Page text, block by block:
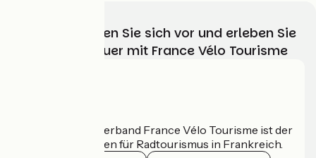
Wählen, bereiten Sie sich vor und erleben Sie
Ihr Radabenteuer mit France Vélo Tourisme
Der nationale Verband France Vélo Tourisme ist der
offizielle Leitfaden für Radtourismus in Frankreich.